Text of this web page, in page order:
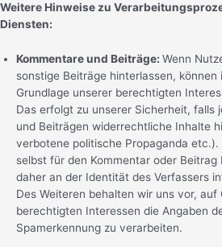
Weitere Hinweise zu
Diensten:
Kommentare und Beiträge: Wenn
sonstige Beiträge hinterlassen, können
Grundlage unserer berechtigten
Das erfolgt zu unserer Sicherheit, falls
und Beiträgen widerrechtliche Inhalte
verbotene politische Propaganda etc.).
selbst für den Kommentar oder
daher an der Identität des Verfassers
Des Weiteren behalten wir uns vor, auf
berechtigten Interessen die Angaben
Spamerkennung zu verarbeiten.